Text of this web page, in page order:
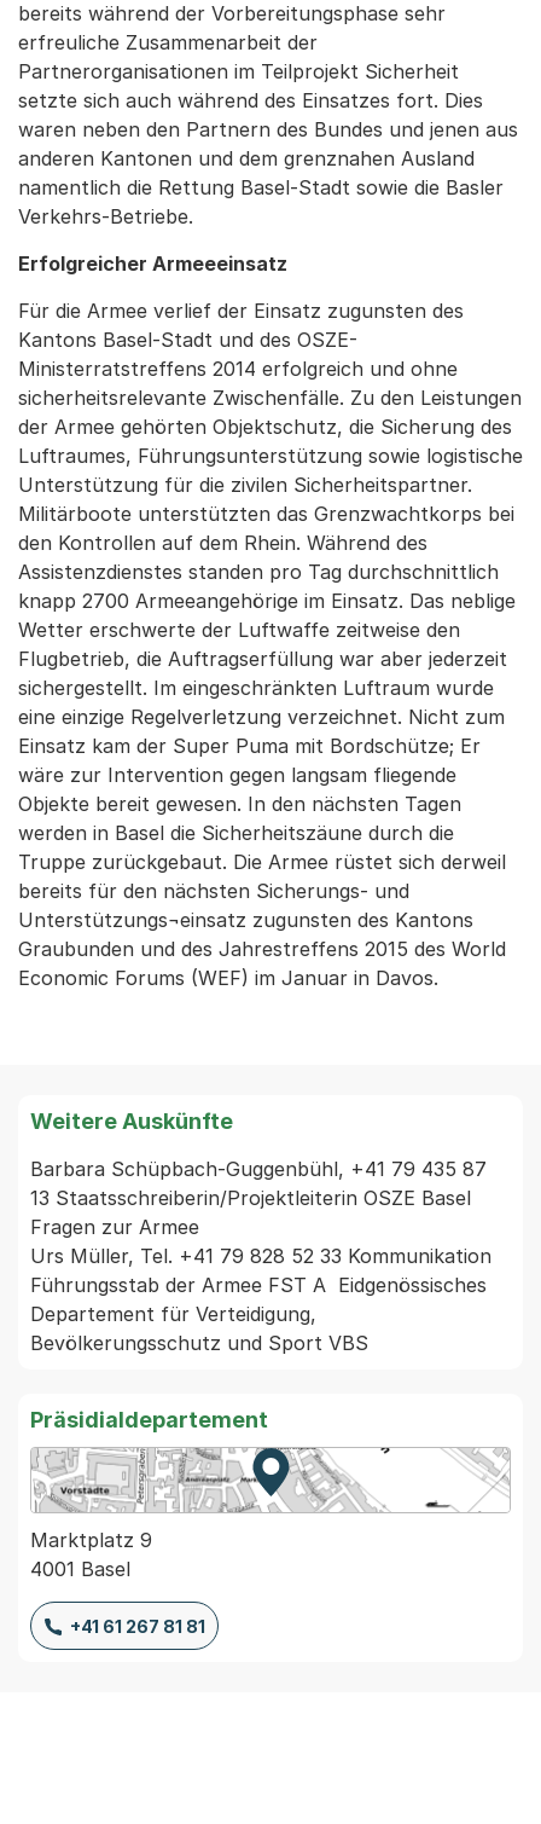
bereits während der Vorbereitungsphase sehr
erfreuliche Zusammenarbeit der
Partnerorganisationen im Teilprojekt Sicherheit
setzte sich auch während des Einsatzes fort. Dies
waren neben den Partnern des Bundes und jenen aus
anderen Kantonen und dem grenznahen Ausland
namentlich die Rettung Basel-Stadt sowie die Basler
Verkehrs-Betriebe.
Erfolgreicher Armeeeinsatz
Für die Armee verlief der Einsatz zugunsten des
Kantons Basel-Stadt und des OSZE-
Ministerratstreffens 2014 erfolgreich und ohne
sicherheitsrelevante Zwischenfälle. Zu den Leistungen
der Armee gehörten Objektschutz, die Sicherung des
Luftraumes, Führungsunterstützung sowie logistische
Unterstützung für die zivilen Sicherheitspartner.
Militärboote unterstützten das Grenzwachtkorps bei
den Kontrollen auf dem Rhein. Während des
Assistenzdienstes standen pro Tag durchschnittlich
knapp 2700 Armeeangehörige im Einsatz. Das neblige
Wetter erschwerte der Luftwaffe zeitweise den
Flugbetrieb, die Auftragserfüllung war aber jederzeit
sichergestellt. Im eingeschränkten Luftraum wurde
eine einzige Regelverletzung verzeichnet. Nicht zum
Einsatz kam der Super Puma mit Bordschütze; Er
wäre zur Intervention gegen langsam fliegende
Objekte bereit gewesen. In den nächsten Tagen
werden in Basel die Sicherheitszäune durch die
Truppe zurückgebaut. Die Armee rüstet sich derweil
bereits für den nächsten Sicherungs- und
Unterstützungs¬einsatz zugunsten des Kantons
Graubunden und des Jahrestreffens 2015 des World
Economic Forums (WEF) im Januar in Davos.
Weitere Auskünfte
Barbara Schüpbach-Guggenbühl, +41 79 435 87
13 Staatsschreiberin/Projektleiterin OSZE Basel
Fragen zur Armee
Urs Müller, Tel. +41 79 828 52 33 Kommunikation
Führungsstab der Armee FST A  Eidgenössisches
Departement für Verteidigung,
Bevölkerungsschutz und Sport VBS
Präsidialdepartement
Zur Karte von MapBS.
Externer Link, wird in einem
Marktplatz 9
4001 Basel
+41 61 267 81 81